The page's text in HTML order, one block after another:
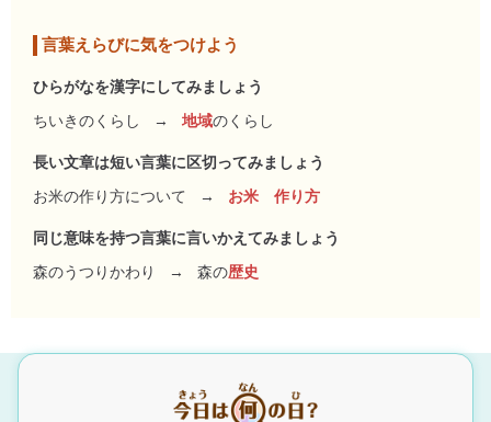
言葉えらびに気をつけよう
ひらがなを漢字にしてみましょう
ちいきのくらし
→ 地域のくらし
長い文章は短い言葉に区切ってみましょう
お米の作り方について
→ お米 作り方
同じ意味を持つ言葉に言いかえてみましょう
森のうつりかわり
→ 森の歴史